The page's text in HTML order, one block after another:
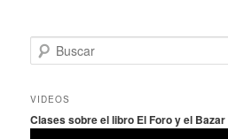
u
c
r
VIDEOS
Clases sobre el libro El Foro y el Bazar